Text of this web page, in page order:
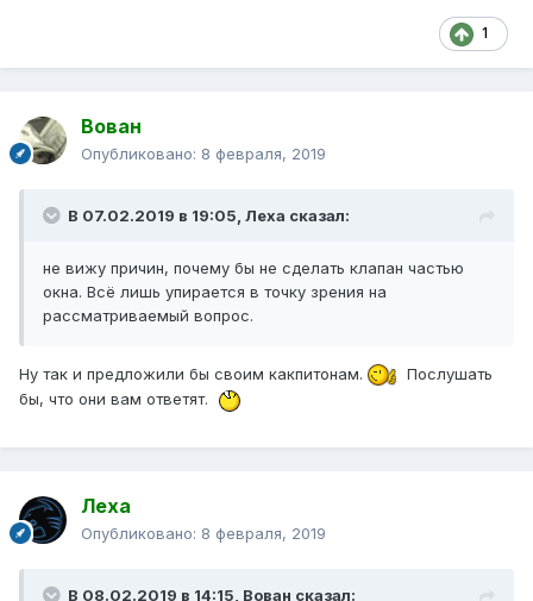
1
Вован
Опубликовано: 8 февраля, 2019
В 07.02.2019 в 19:05, Леха сказал:
не вижу причин, почему бы не сделать клапан частью
окна. Всё лишь упирается в точку зрения на
рассматриваемый вопрос.
Ну так и предложили бы своим какпитонам.
Послушать
бы, что они вам ответят.
Леха
Опубликовано: 8 февраля, 2019
В 08.02.2019 в 14:15, Вован сказал: